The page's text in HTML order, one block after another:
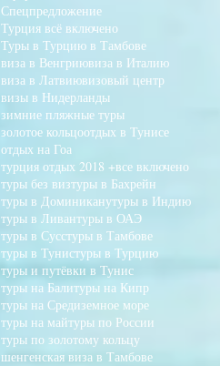
Спецпредложение
Турция всё включено
Туры в Турцию в Тамбове
виза в Венгриювиза в Италию
виза в Латвиювизовый центр
визы в Нидерланды
зимние пляжные туры
золотое кольцоотдых в Тунисе
отдых на Гоа
турция отдых 2018 +все включено
туры без визтуры в Бахрейн
туры в Доминиканутуры в Индию
туры в Ливантуры в ОАЭ
туры в Сусстуры в Тамбове
туры в Тунистуры в Турцию
туры и путёвки в Тунис
туры на Балитуры на Кипр
туры на Средиземное море
туры на майтуры по России
туры по золотому кольцу
шенгенская виза в Тамбове